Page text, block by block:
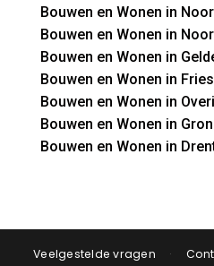
Bouwen en Wonen in
Bouwen en Wonen in
Bouwen en Wonen in
Bouwen en Wonen in
Bouwen en Wonen in
Bouwen en Wonen in
Bouwen en Wonen in
Veelgestelde vragen ·